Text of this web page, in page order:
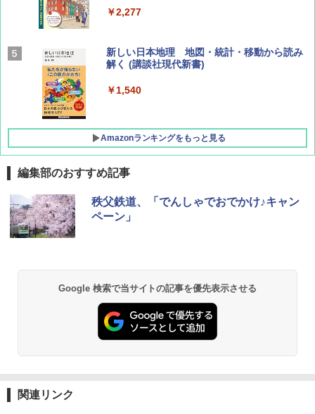
AIRLINE（エアライン）2026年9月号【特
集】ボーイング110周年を祝して！
￥1,760
￥2,277
新しい日本地理 地図・統計・移動から読み
解く (講談社現代新書)
￥1,540
Amazonランキングをもっと見る
[キャンパーズコレクション 山善] ポップアッ
プテント 傘みたいに広げて畳める パッとサ
ッとサンシェード キューブ フルクローズ メ
￥6,830
PYKES PEAK (パイクスピーク) 着替えテン
ト プライバシー テント 【中が透けない】 1
人用 折りたたみ 防災グッズ 災害用トイレ ビ
易 トイレテント (グレー)
DEWEL パラソル 大型 ビーチ アウトドアパ
ラソル ガーデン サイトシート付 折りたたみ
防水 UVカット 4段階高さ調整 軽量 収納袋付
【日本企業販売】超強力クマ対策スプレー 30
0ml（連続噴射30秒）110ml（連続噴射15
秒）射程5～10m 安全ロック搭載 携帯収納袋
関の購入実績 登山・キャンプ・アウトドア・
編集部のおすすめ記事
秩父鉄道、「でんしゃでおでかけ♪キャン
ペーン」
Google 検索で当サイトの記事を優先表示させる
関連リンク